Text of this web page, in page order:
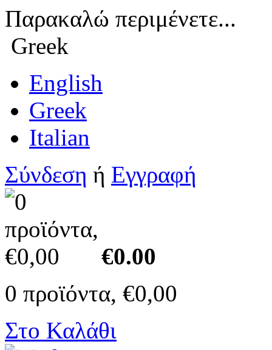
Παρακαλώ περιμένετε...
Greek
English
Greek
Italian
Σύνδεση ή Εγγραφή
€0.00
0 προϊόντα, €0,00
Στο Καλάθι